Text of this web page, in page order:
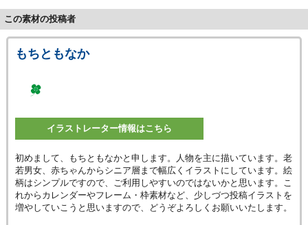
この素材の投稿者
もちともなか
イラストレーター情報はこちら
初めまして、もちともなかと申します。人物を主に描いています。老
若男女、赤ちゃんからシニア層まで幅広くイラストにしています。絵
柄はシンプルですので、ご利用しやすいのではないかと思います。こ
れからカレンダーやフレーム・枠素材など、少しづつ投稿イラストを
増やしていこうと思いますので、どうぞよろしくお願いいたします。